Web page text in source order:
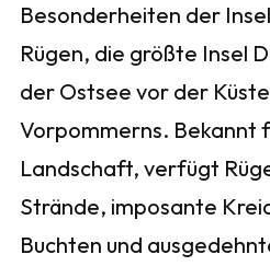
Besonderheiten der
Rügen, die größte Insel
der Ostsee vor der
Vorpommerns. Bekannt
Landschaft, verfügt
Strände, imposante
Buchten und